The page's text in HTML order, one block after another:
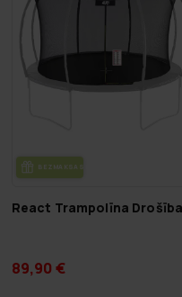
BEZ­MAK­SAS PIE­GĀ­DE
React Trampolīna
89,90 €